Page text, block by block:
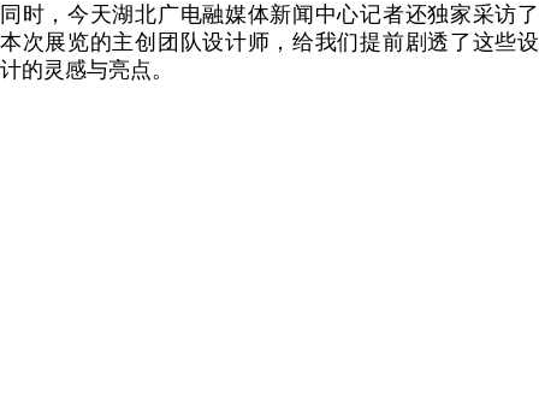
同时，今天湖北广电融媒体新闻中心记者还独家采访了
本次展览的主创团队设计师，给我们提前剧透了这些设
计的灵感与亮点。